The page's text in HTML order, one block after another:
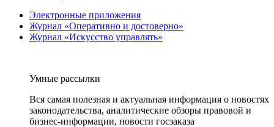
Электронные приложения
Журнал «Оперативно и достоверно»
Журнал «Искусство управлять»
Умные рассылки
Вся самая полезная и актуальная информация о новостях
законодательства, аналитические обзоры правовой и
бизнес-информации, новости госзаказа